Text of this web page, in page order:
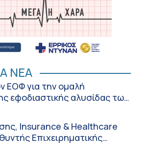
ΝΕΑ
ΕΟΦ για την ομαλή
εφοδιαστικής αλυσίδας των
του καλοκαιριού
Insurance & Healthcare
Επιχειρηματικής
HHG